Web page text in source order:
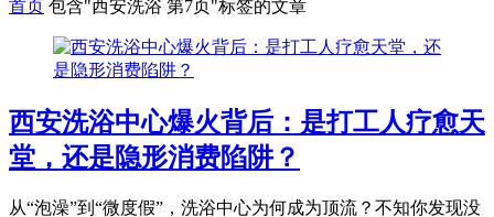
首页 包含"西安洗浴 第7页"标签的文章
西安洗浴中心爆火背后：是打工人疗愈天
堂，还是隐形消费陷阱？
从“泡澡”到“微度假”，洗浴中心为何成为顶流？不知你发现没